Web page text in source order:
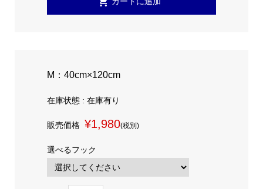
M：40cm×120cm
在庫状態 : 在庫有り
販売価格 ¥1,980(税別)
選べるフック